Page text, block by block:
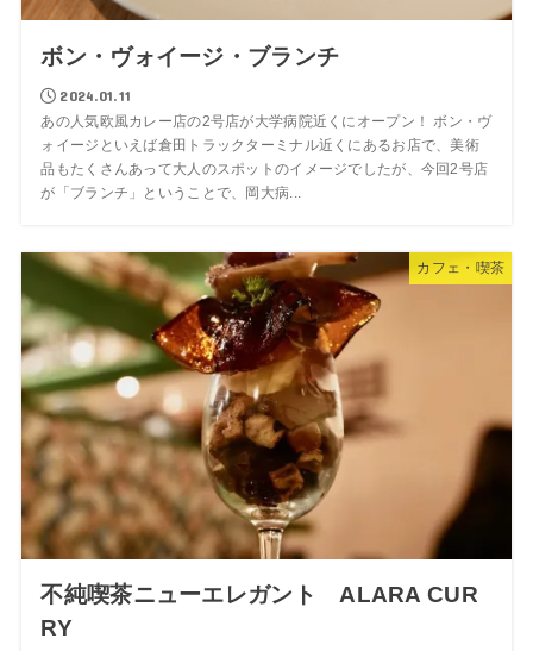
ボン・ヴォイージ・ブランチ
2024.01.11
あの人気欧風カレー店の2号店が大学病院近くにオープン！ ボン・ヴ
ォイージといえば倉田トラックターミナル近くにあるお店で、美術
品もたくさんあって大人のスポットのイメージでしたが、今回2号店
が「ブランチ」ということで、岡大病...
カフェ・喫茶
不純喫茶ニューエレガント ALARA CUR
RY